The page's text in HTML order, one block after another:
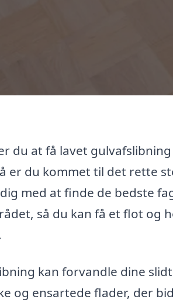
du at få lavet gulvafslibning
er du kommet til det rette
med at finde de bedste
så du kan få et flot og
kan forvandle dine
og ensartede flader, der